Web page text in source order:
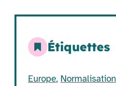
Étiquettes
Europe, Normalisation